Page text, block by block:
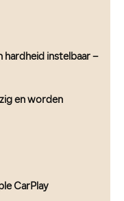
hardheid instelbaar –
en worden
CarPlay